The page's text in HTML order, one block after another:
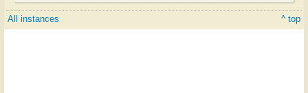
All instances ^ top